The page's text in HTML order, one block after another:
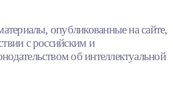
опубликованные на сайте,
с российским и
об интеллектуальной